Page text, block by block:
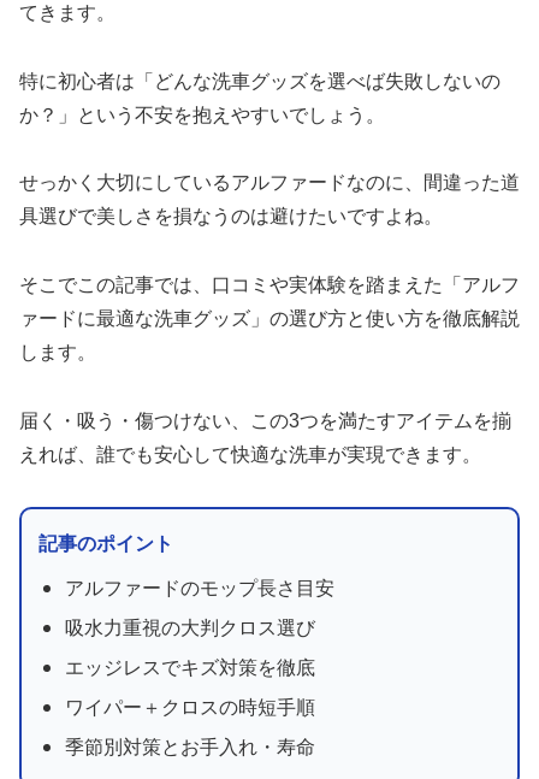
てきます。
特に初心者は「どんな洗車グッズを選べば失敗しないの
か？」という不安を抱えやすいでしょう。
せっかく大切にしているアルファードなのに、間違った道
具選びで美しさを損なうのは避けたいですよね。
そこでこの記事では、口コミや実体験を踏まえた「アルフ
ァードに最適な洗車グッズ」の選び方と使い方を徹底解説
します。
届く・吸う・傷つけない、この3つを満たすアイテムを揃
えれば、誰でも安心して快適な洗車が実現できます。
記事のポイント
アルファードのモップ長さ目安
吸水力重視の大判クロス選び
エッジレスでキズ対策を徹底
ワイパー＋クロスの時短手順
季節別対策とお手入れ・寿命